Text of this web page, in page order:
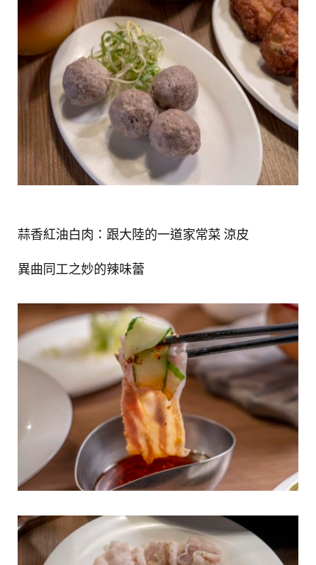
蒜香紅油白肉：跟大陸的一道家常菜 涼皮
異曲同工之妙的辣味蕾